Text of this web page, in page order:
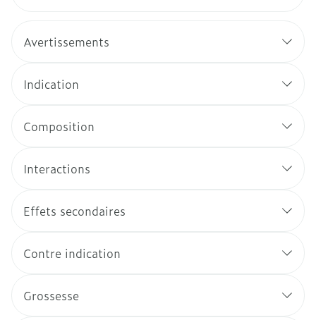
Avertissements
Indication
Composition
Interactions
Effets secondaires
Contre indication
Grossesse